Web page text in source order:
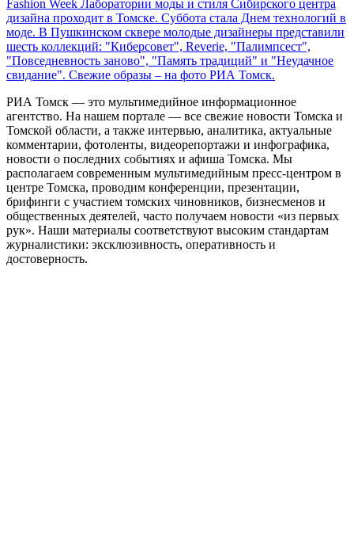
Fashion Week Лаборатории моды и стиля Сибирского центра
дизайна проходит в Томске. Суббота стала Днем технологий в
моде. В Пушкинском сквере молодые дизайнеры представили
шесть коллекций: "Киберсовет", Reverie, "Палимпсест",
"Повседневность заново", "Память традиций" и "Неудачное
свидание". Свежие образы – на фото РИА Томск.
РИА Томск — это мультимедийное информационное
агентство. На нашем портале — все свежие новости Томска и
Томской области, а также интервью, аналитика, актуальные
комментарии, фотоленты, видеорепортажи и инфографика,
новости о последних событиях и афиша Томска. Мы
располагаем современным мультимедийным пресс-центром в
центре Томска, проводим конференции, презентации,
брифинги с участием томских чиновников, бизнесменов и
общественных деятелей, часто получаем новости «из первых
рук». Наши материалы соответствуют высоким стандартам
журналистики: эксклюзивность, оперативность и
достоверность.